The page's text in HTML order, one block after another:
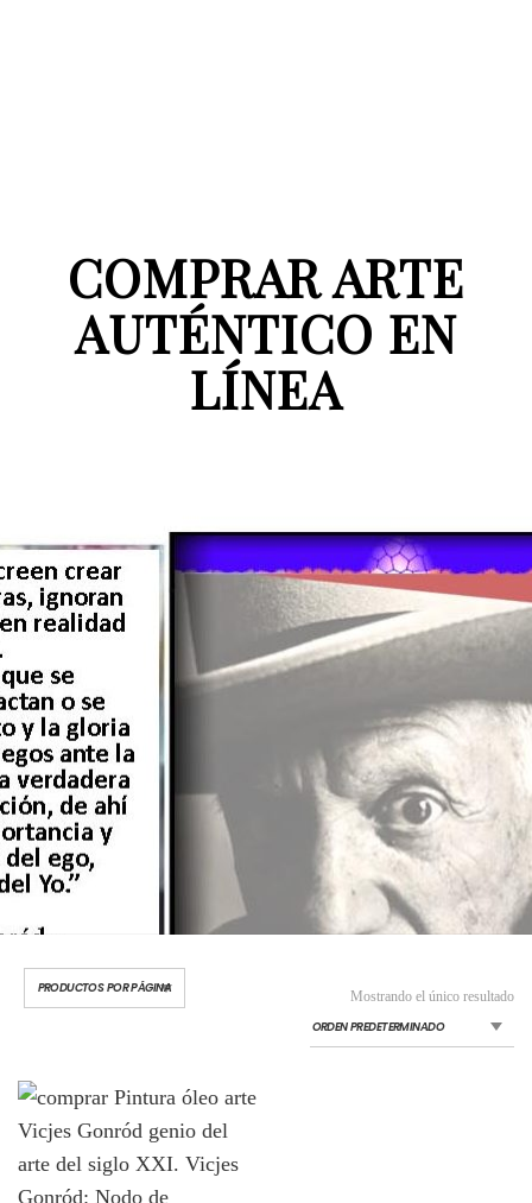
COMPRAR ARTE
AUTÉNTICO EN
LÍNEA
Mostrando el único resultado